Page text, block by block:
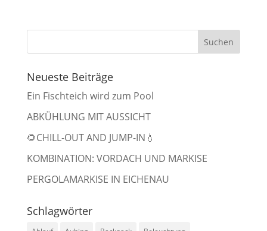
Neueste Beiträge
Ein Fischteich wird zum Pool
ABKÜHLUNG MIT AUSSICHT
🌻CHILL-OUT AND JUMP-IN💧
KOMBINATION: VORDACH UND MARKISE
PERGOLAMARKISE IN EICHENAU
Schlagwörter